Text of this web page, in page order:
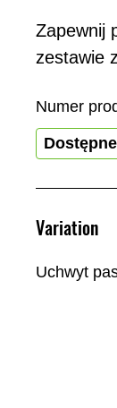
Zapewnij
zestawie
Numer
Dostępne
Variation
Uchwyt